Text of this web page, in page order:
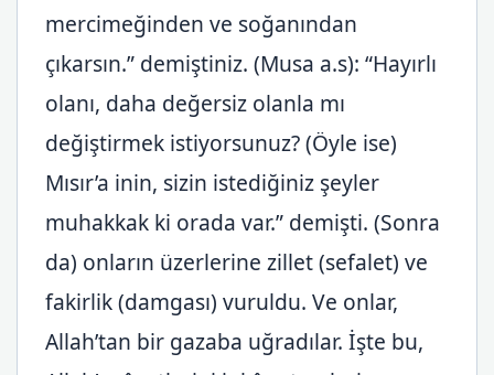
mercimeğinden ve soğanından
çıkarsın.” demiştiniz. (Musa a.s): “Hayırlı
olanı, daha değersiz olanla mı
değiştirmek istiyorsunuz? (Öyle ise)
Mısır’a inin, sizin istediğiniz şeyler
muhakkak ki orada var.” demişti. (Sonra
da) onların üzerlerine zillet (sefalet) ve
fakirlik (damgası) vuruldu. Ve onlar,
Allah’tan bir gazaba uğradılar. İşte bu,